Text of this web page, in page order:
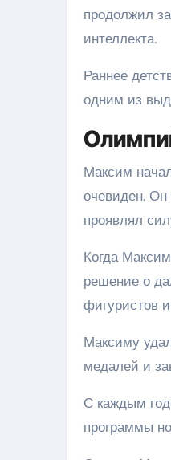
продолжил
интеллекта.
Раннее
одним из
Максим
очевиден.
проявлял
Когда
решение о
фигуристов
Максиму
медалей и
С каждым
программы